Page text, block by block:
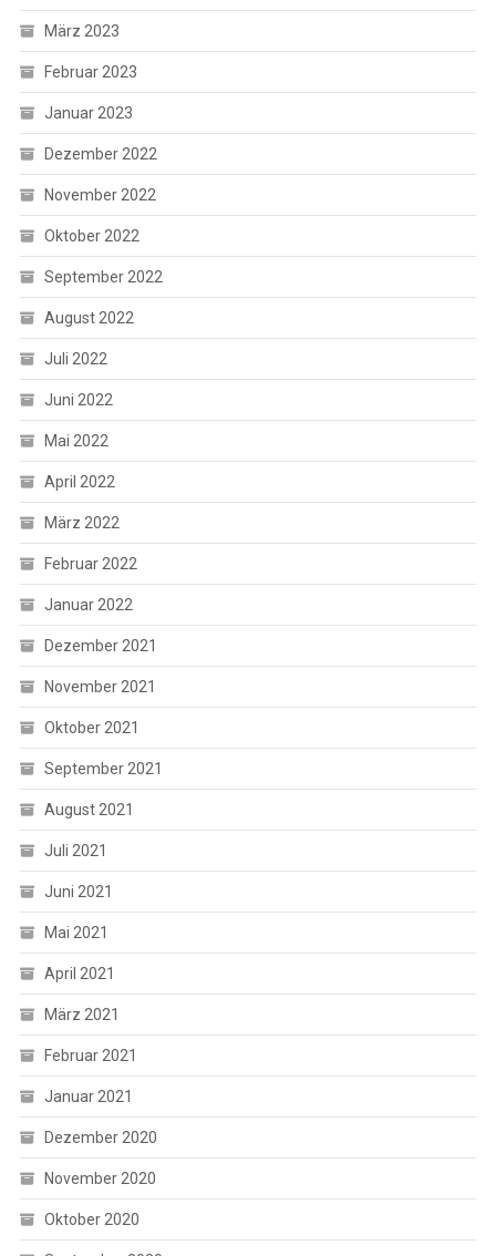
März 2023
Februar 2023
Januar 2023
Dezember 2022
November 2022
Oktober 2022
September 2022
August 2022
Juli 2022
Juni 2022
Mai 2022
April 2022
März 2022
Februar 2022
Januar 2022
Dezember 2021
November 2021
Oktober 2021
September 2021
August 2021
Juli 2021
Juni 2021
Mai 2021
April 2021
März 2021
Februar 2021
Januar 2021
Dezember 2020
November 2020
Oktober 2020